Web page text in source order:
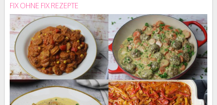
FIX OHNE FIX REZEPTE